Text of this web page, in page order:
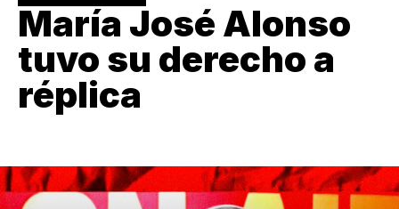
María José Alonso
tuvo su derecho a
réplica